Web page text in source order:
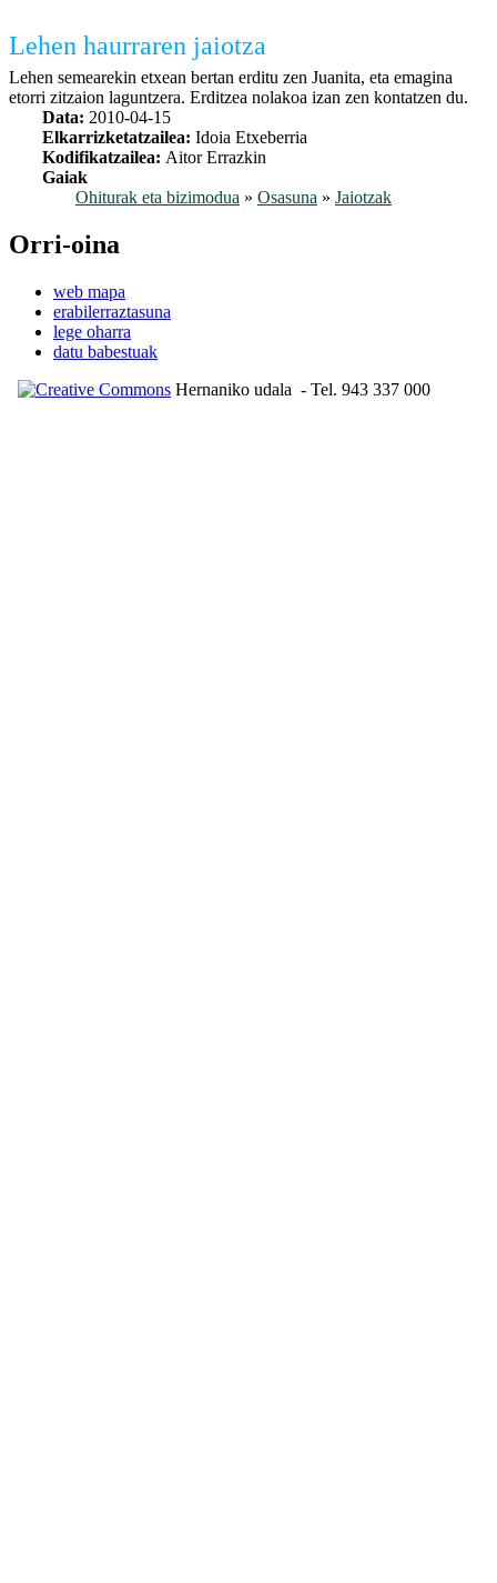
Lehen haurraren jaiotza
Lehen semearekin etxean bertan erditu zen Juanita, eta emagina
etorri zitzaion laguntzera. Erditzea nolakoa izan zen kontatzen du.
Data: 2010-04-15
Elkarrizketatzailea: Idoia Etxeberria
Kodifikatzailea: Aitor Errazkin
Gaiak
Ohiturak eta bizimodua » Osasuna » Jaiotzak
Orri-oina
web mapa
erabilerraztasuna
lege oharra
datu babestuak
Hernaniko udala - Tel. 943 337 000